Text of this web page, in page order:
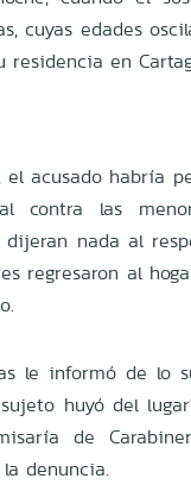
cuyas edades
residencia en
el acusado habría
contra las
nada al
regresaron al
le informó de lo
huyó del
de
denuncia.